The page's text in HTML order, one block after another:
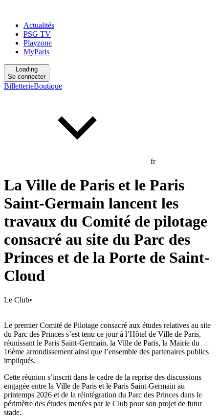
Actualités
PSG TV
Playzone
MyParis
Loading
Se connecter
BilletterieBoutique
fr
La Ville de Paris et le Paris
Saint-Germain lancent les
travaux du Comité de pilotage
consacré au site du Parc des
Princes et de la Porte de Saint-
Cloud
Le Club•
Le premier Comité de Pilotage consacré aux études relatives au site
du Parc des Princes s’est tenu ce jour à l’Hôtel de Ville de Paris,
réunissant le Paris Saint-Germain, la Ville de Paris, la Mairie du
16ème arrondissement ainsi que l’ensemble des partenaires publics
impliqués.
Cette réunion s’inscrit dans le cadre de la reprise des discussions
engagée entre la Ville de Paris et le Paris Saint-Germain au
printemps 2026 et de la réintégration du Parc des Princes dans le
périmètre des études menées par le Club pour son projet de futur
stade.